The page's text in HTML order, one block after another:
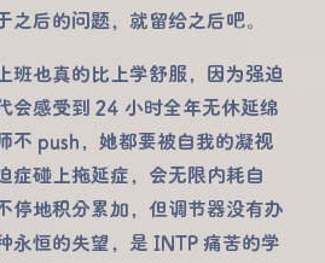
后的问题，就留给之后吧。
班也真的比上学舒服，因为强迫
会感受到 24 小时全年无休延绵
不 push，她都要被自我的凝视
症碰上拖延症，会无限内耗自
停地积分累加，但调节器没有办
永恒的失望，是 INTP 痛苦的学